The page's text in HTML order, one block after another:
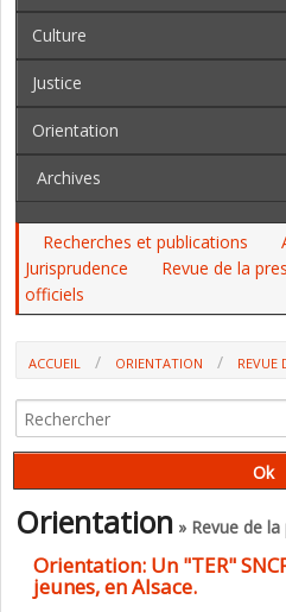
Culture
Justice
Orientation
Archives
Recherches et publications
Jurisprudence
Revue de la
officiels
ACCUEIL ORIENTATION REVUE
Orientation » Revue de
Orientation: Un "TER"
jeunes, en Alsace.